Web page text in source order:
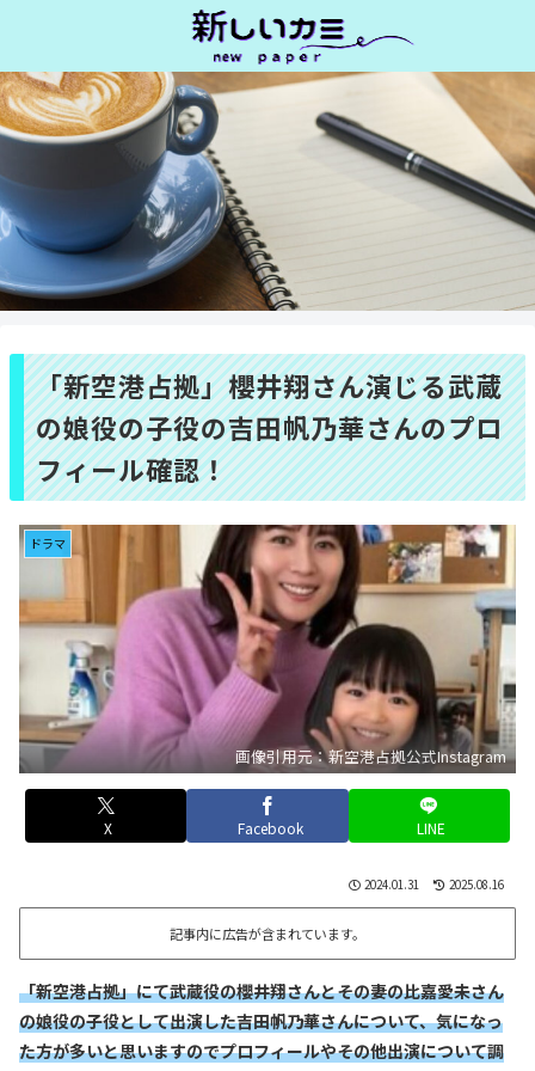
「新空港占拠」櫻井翔さん演じる武蔵
の娘役の子役の吉田帆乃華さんのプロ
フィール確認！
ドラマ
画像引用元：新空港占拠公式Instagram
X Facebook LINE
2024.01.31 2025.08.16
記事内に広告が含まれています。
「新空港占拠」にて武蔵役の櫻井翔さんとその妻の比嘉愛未さん
の娘役の子役として出演した吉田帆乃華さんについて、気になっ
た方が多いと思いますのでプロフィールやその他出演について調